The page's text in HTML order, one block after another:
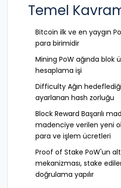
Temel
Bitcoin ilk ve en yaygın
para birimidir
Mining PoW ağında blok
hesaplama işi
Difficulty Ağın
ayarlanan hash zorluğu
Block Reward Başarılı
madenciye verilen yeni
para ve işlem ücretleri
Proof of Stake PoW'un
mekanizması, stake
doğrulama yapılır